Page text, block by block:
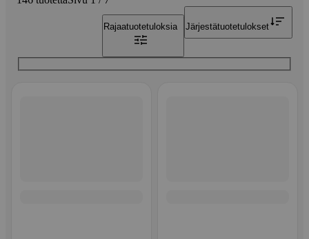
Rajaatuotetuloksia Järjestätuotetulokset